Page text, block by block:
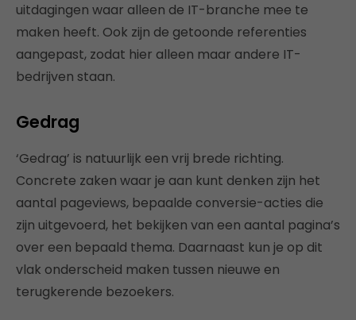
uitdagingen waar alleen de IT-branche mee te
maken heeft. Ook zijn de getoonde referenties
aangepast, zodat hier alleen maar andere IT-
bedrijven staan.
Gedrag
‘Gedrag’ is natuurlijk een vrij brede richting.
Concrete zaken waar je aan kunt denken zijn het
aantal pageviews, bepaalde conversie-acties die
zijn uitgevoerd, het bekijken van een aantal pagina’s
over een bepaald thema. Daarnaast kun je op dit
vlak onderscheid maken tussen nieuwe en
terugkerende bezoekers.